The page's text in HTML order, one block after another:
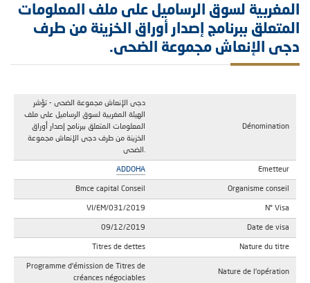
المغربية لسوق الرساميل على ملف المعلومات
المتعلق ببرنامج إصدار أوراق الخزينة من طرف
دجى الإنعاش مجموعة الضحى.
Dénomination
دجى الإنعاش مجموعة الضحى - تؤشر
الھيئة المغربية لسوق الرساميل على ملف
المعلومات المتعلق ببرنامج إصدار أوراق
الخزينة من طرف دجى الإنعاش مجموعة
الضحى.
Emetteur
ADDOHA
Organisme conseil
Bmce capital Conseil
N° Visa
VI/EM/031/2019
Date de visa
09/12/2019
Nature du titre
Titres de dettes
Nature de l'opération
Programme d'émission de Titres de
créances négociables